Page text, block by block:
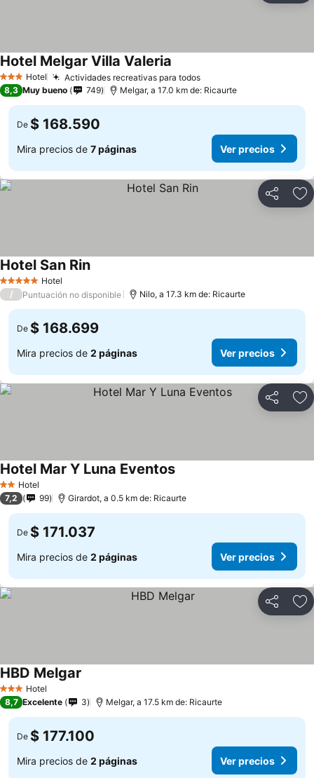
3 Estrellas
Hotel Actividades recreativas para todos
Hotel Melgar Villa Valeria
8,3 Muy bueno 749 Melgar, a 17.0 km de: Ricaurte
De $ 168.590
Mira precios de 7 páginas Ver precios
Compartir
5 Estrellas Hotel
Hotel San Rin
/ Puntuación no disponible Nilo, a 17.3 km de: Ricaurte
De $ 168.699
Mira precios de 2 páginas Ver precios
Compartir
2 Estrellas
Hotel
Hotel Mar Y Luna Eventos
7,2 99 Girardot, a 0.5 km de: Ricaurte
De $ 171.037
Mira precios de 2 páginas Ver precios
Compartir
3 Estrellas
Hotel
HBD Melgar
8,7 Excelente 3 Melgar, a 17.5 km de: Ricaurte
De $ 177.100
Mira precios de 2 páginas Ver precios